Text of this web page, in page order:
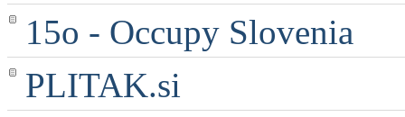
15o - Occupy Slovenia
PLITAK.si